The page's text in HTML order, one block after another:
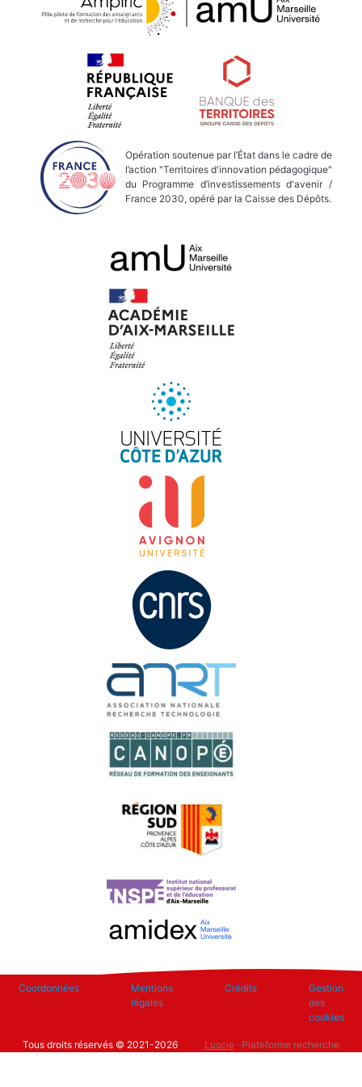
Opération soutenue par l’État dans le cadre de
l’action "Territoires d'innovation pédagogique"
du Programme d’investissements d'avenir /
France 2030, opéré par la Caisse des Dépôts.
Coordonnées
Mentions
légales
Crédits
Gestion
des
cookies
Tous droits réservés © 2021-2026 Luscie· Plateforme recherche